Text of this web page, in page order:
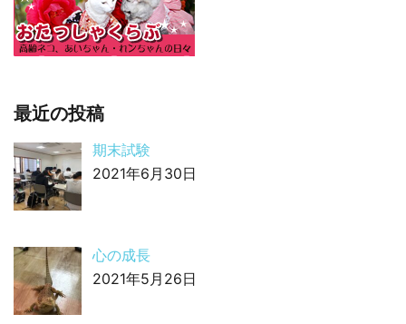
最近の投稿
期末試験
2021年6月30日
心の成長
2021年5月26日